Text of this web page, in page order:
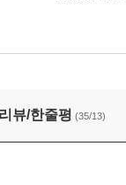
리뷰/한줄평 (35/13)